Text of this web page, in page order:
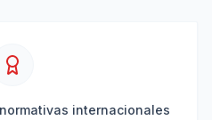
internacionales